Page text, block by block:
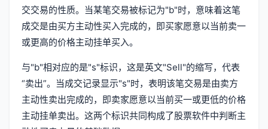
交交易的性质。当某笔交易被标记为"b"时，意味着这笔
成交是由买方主动性买入完成的，即买家愿意以当前卖一
或更高的价格主动挂单买入。
与"b"相对应的是"s"标识，这是英文"Sell"的缩写，代表
“卖出”。当成交记录显示"s"时，表明该笔交易是由卖方
主动性卖出完成的，即卖家愿意以当前买一或更低的价格
主动挂单卖出。这两个标识共同构成了股票软件中判断主